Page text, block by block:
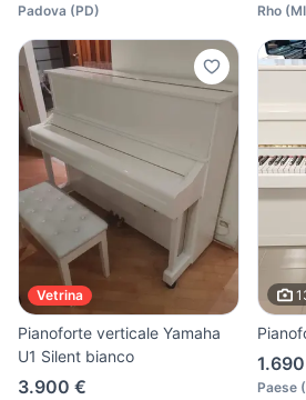
Padova (PD) Rho (MI
Vetrina
Pianoforte verticale Yamaha
U1 Silent bianco
3.900 € Paese (